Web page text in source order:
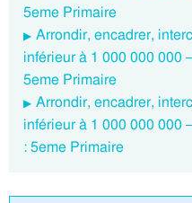
5eme Primaire
Arrondir, encadrer,
inférieur à 1 000 000 000
5eme Primaire
Arrondir, encadrer,
inférieur à 1 000 000 000
: 5eme Primaire